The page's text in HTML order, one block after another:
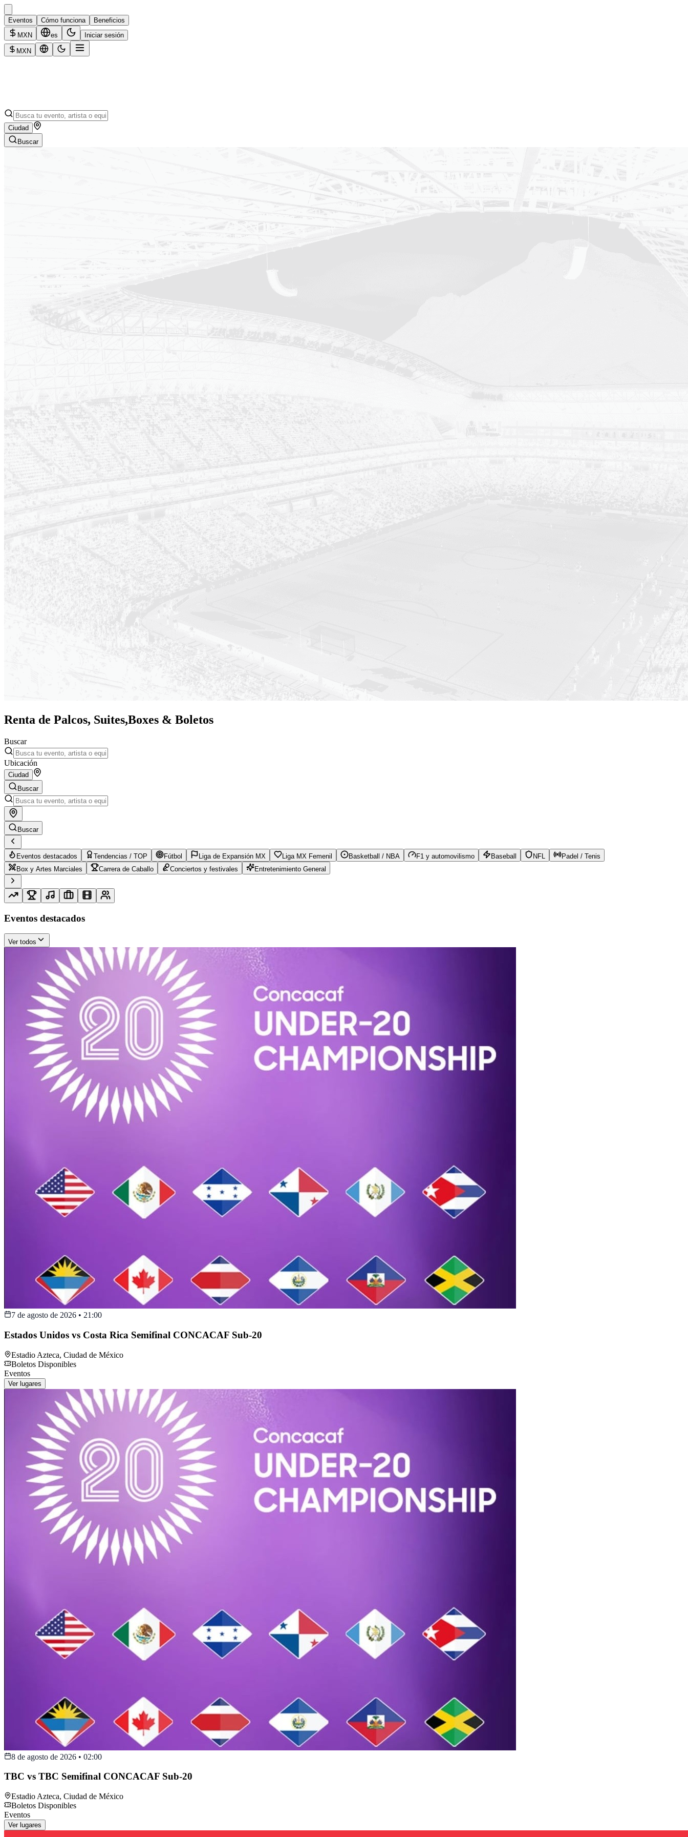
Eventos Cómo funciona
Beneficios
MXN
es Iniciar sesión
MXN
Ciudad
Buscar
Renta de Palcos, Suites,Boxes & Boletos
Buscar
Ubicación
Ciudad
Buscar
Buscar
Eventos destacados Tendencias / TOP Fútbol Liga de Expansión MX Liga MX Femenil Basketball / NBA F1 y automovilismo Baseball NFL
Padel / Tenis
Box y Artes Marciales
Carrera de Caballo Conciertos y festivales Entretenimiento General
Eventos destacados
Ver todos
7 de agosto de 2026 • 21:00
Estados Unidos vs Costa Rica Semifinal CONCACAF Sub-20
Estadio Azteca, Ciudad de México
Boletos Disponibles
Eventos
Ver lugares
8 de agosto de 2026 • 02:00
TBC vs TBC Semifinal CONCACAF Sub-20
Estadio Azteca, Ciudad de México
Boletos Disponibles
Eventos
Ver lugares